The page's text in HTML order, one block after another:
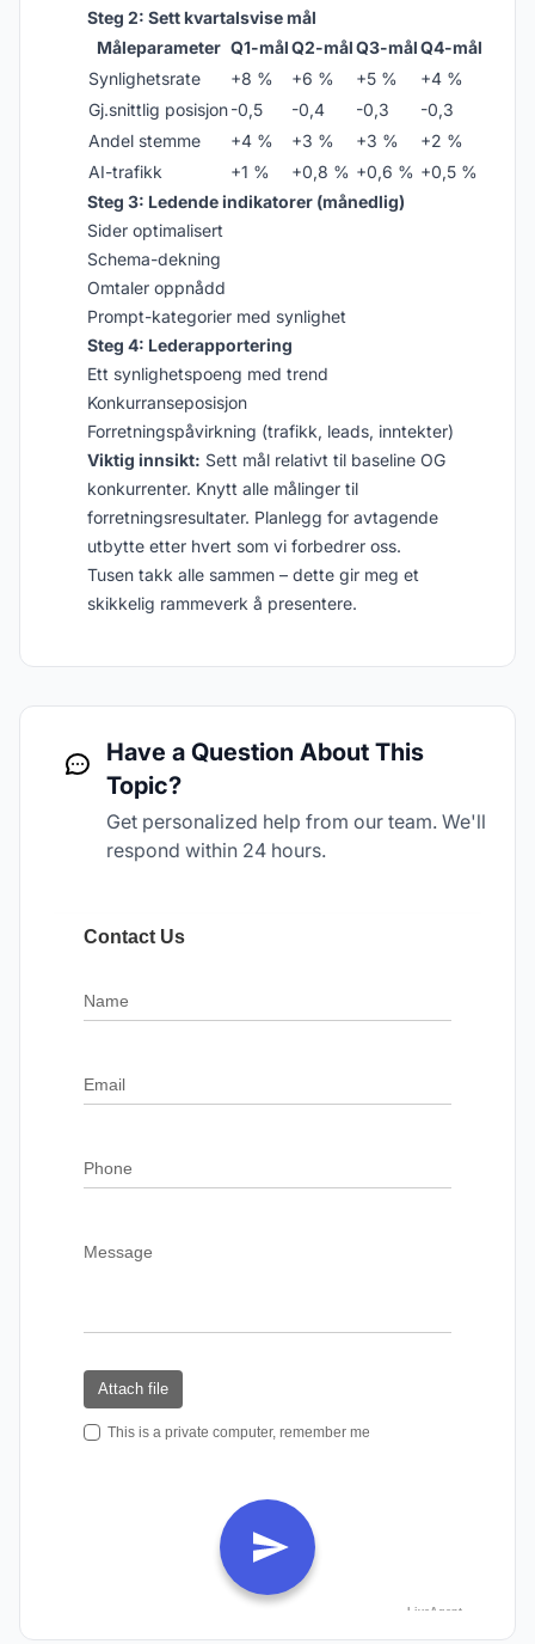
Steg 2: Sett kvartalsvise mål
Måleparameter Q1-målQ2-målQ3-målQ4-mål
Synlighetsrate
+8 % +6 % +5 %
+4 %
Gj.snittlig posisjon-0,5 -0,4 -0,3
-0,3
Andel stemme
+4 % +3 % +3 %
+2 %
AI-trafikk
+1 % +0,8 % +0,6 % +0,5 %
Steg 3: Ledende indikatorer (månedlig)
Sider optimalisert
Schema-dekning
Omtaler oppnådd
Prompt-kategorier med synlighet
Steg 4: Lederapportering
Ett synlighetspoeng med trend
Konkurranseposisjon
Forretningspåvirkning (trafikk, leads, inntekter)
Viktig innsikt: Sett mål relativt til baseline OG
konkurrenter. Knytt alle målinger til
forretningsresultater. Planlegg for avtagende
utbytte etter hvert som vi forbedrer oss.
Tusen takk alle sammen – dette gir meg et
skikkelig rammeverk å presentere.
Have a Question About This
Topic?
Get personalized help from our team. We'll
respond within 24 hours.